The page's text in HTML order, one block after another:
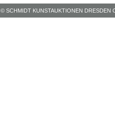
© SCHMIDT KUNSTAUKTIONEN DRESDEN